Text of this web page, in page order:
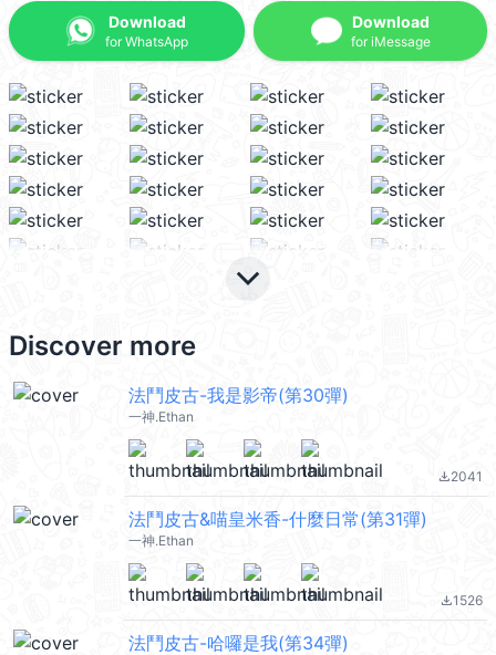
Download
for WhatsApp
Download
for iMessage
keyboard_arrow_down
Discover more
法鬥皮古-我是影帝(第30彈)
一神.Ethan
file_download2041
法鬥皮古&喵皇米香-什麼日常(第31彈)
一神.Ethan
file_download1526
法鬥皮古-哈囉是我(第34彈)